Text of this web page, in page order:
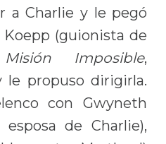
a Charlie y le pegó
(guionista de
Misión Imposible,
le propuso dirigirla.
con Gwyneth
esposa de Charlie),